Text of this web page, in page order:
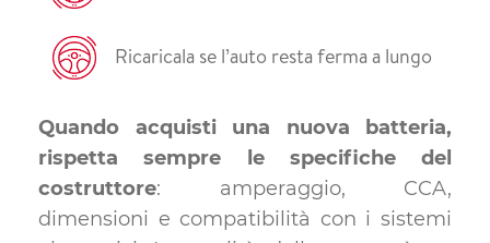
Ricaricala se l’auto resta ferma a lungo
Quando acquisti una nuova batteria,
rispetta sempre le specifiche del
costruttore: amperaggio, CCA,
dimensioni e compatibilità con i sistemi